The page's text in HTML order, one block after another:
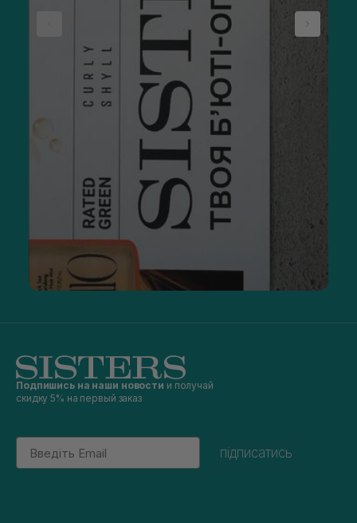
Подпишись на наши новости и получай
скидку 5% на первый заказ
Email
підписатись